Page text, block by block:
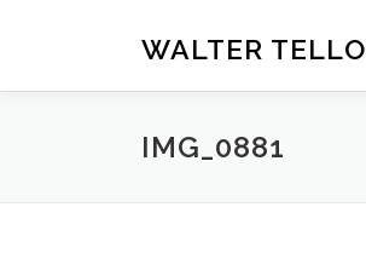
WALTER TELLO
IMG_0881